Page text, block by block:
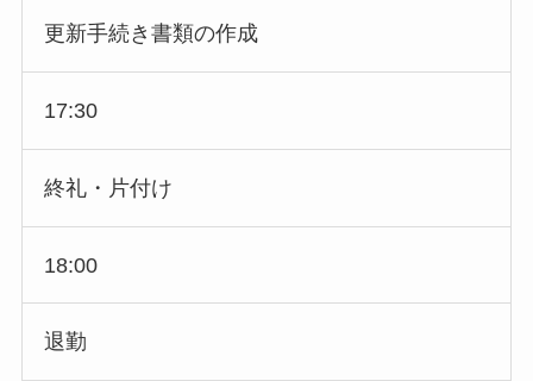
更新手続き書類の作成
17:30
終礼・片付け
18:00
退勤